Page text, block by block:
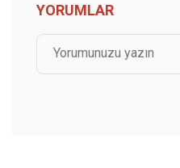
YORUMLAR